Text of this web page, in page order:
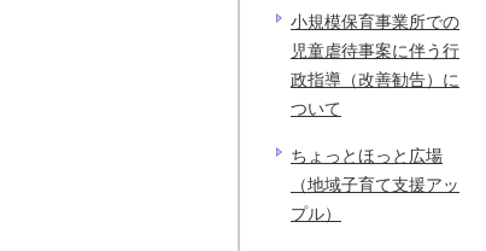
小規模保育事業所での
児童虐待事案に伴う行
政指導（改善勧告）に
ついて
ちょっとほっと広場
（地域子育て支援アッ
プル）